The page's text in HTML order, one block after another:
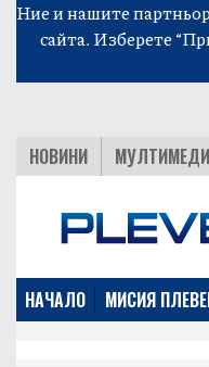
Ние и нашите
сайта. Изберете
НОВИНИ
НАЧАЛО МИСИЯ